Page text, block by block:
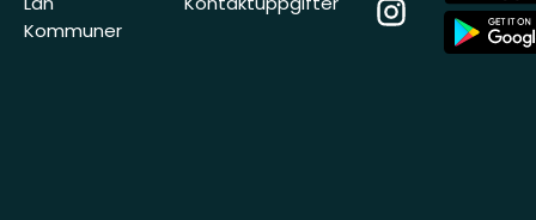
Kommuner
Instagram
App
Store